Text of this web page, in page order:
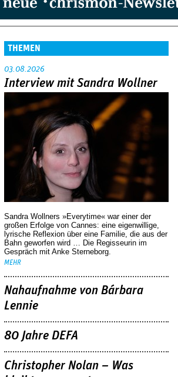
THEMEN
03.08.2026
Interview mit Sandra Wollner
Sandra Wollners »Everytime« war einer der
großen Erfolge von Cannes: eine eigenwillige,
lyrische Reflexion über eine ­Familie, die aus der
Bahn geworfen wird … Die Regisseurin im
Gespräch mit Anke Sterneborg.
MEHR
Nahaufnahme von Bárbara
Lennie
80 Jahre DEFA
Christopher Nolan – Was